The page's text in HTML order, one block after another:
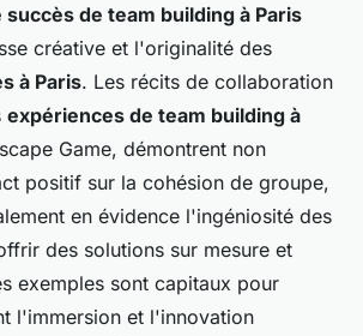
de team building à Paris
créative et l'originalité des
à Paris. Les récits de collaboration
expériences de team building à
Game, démontrent non
positif sur la cohésion de groupe,
en évidence l'ingéniosité des
des solutions sur mesure et
exemples sont capitaux pour
l'immersion et l'innovation